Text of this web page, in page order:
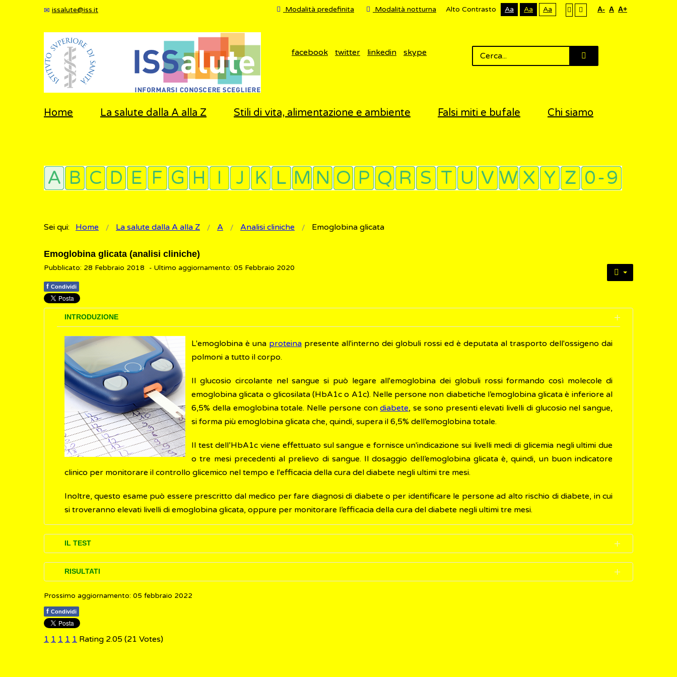
issalute@iss.it Modalità predefinita Modalità notturna Alto Contrasto Aa Aa Aa A- A A+
facebook twitter linkedin skype
Home La salute dalla A alla Z Stili di vita, alimentazione e ambiente Falsi miti e bufale Chi siamo
Sei qui: Home La salute dalla A alla Z A Analisi cliniche Emoglobina glicata
Emoglobina glicata (analisi cliniche)
Pubblicato: 28 Febbraio 2018 - Ultimo aggiornamento: 05 Febbraio 2020
f Condividi
INTRODUZIONE
L'emoglobina è una proteina presente all'interno dei globuli rossi ed è deputata al trasporto dell'ossigeno dai
polmoni a tutto il corpo.
Il glucosio circolante nel sangue si può legare all'emoglobina dei globuli rossi formando così molecole di
emoglobina glicata o glicosilata (HbA1c o A1c). Nelle persone non diabetiche l’emoglobina glicata è inferiore al
6,5% della emoglobina totale. Nelle persone condiabete, se sono presenti elevati livelli di glucosio nel sangue,
si forma più emoglobina glicata che, quindi, supera il 6,5% dell’emoglobina totale.
Il test dell’HbA1c viene effettuato sul sangue e fornisce un'indicazione sui livelli medi di glicemia negli ultimi due
o tre mesi precedenti al prelievo di sangue. Il dosaggio dell’emoglobina glicata è, quindi, un buon indicatore
clinico per monitorare il controllo glicemico nel tempo e l'efficacia della cura del diabete negli ultimi tre mesi.
Inoltre, questo esame può essere prescritto dal medico per fare diagnosi di diabete o per identificare le persone ad alto rischio di diabete, in cui
si troveranno elevati livelli di emoglobina glicata, oppure per monitorare l’efficacia della cura del diabete negli ultimi tre mesi.
IL TEST
Il dosaggio dell'emoglobina (HbA1c) è un esame molto semplice, non ha controindicazioni e si effettua tramite un semplice prelievo di sangue da
una vena del braccio.
Il test dell'HbA1c può essere effettuato in qualsiasi momento del giorno e non richiede alcuna particolare preparazione come, ad esempio, il
digiuno. Dopo il prelievo si può tornare a svolgere le normali attività.
RISULTATI
I risultati del test dell’emoglobina glicata (HbA1c) possono essere espressi in due modi:
in percentuale
Prossimo aggiornamento: 05 febbraio 2022
f Condividi
1 1 1 1 1 Rating 2.05 (21 Votes)